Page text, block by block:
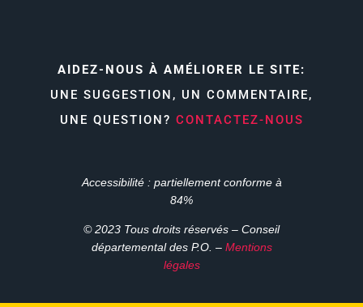
AIDEZ-NOUS À AMÉLIORER LE SITE:
UNE SUGGESTION, UN COMMENTAIRE,
UNE QUESTION? CONTACTEZ-NOUS
Accessibilité : partiellement conforme à
84%
© 2023 Tous droits réservés – Conseil
départemental des P.O. – Mentions
légales